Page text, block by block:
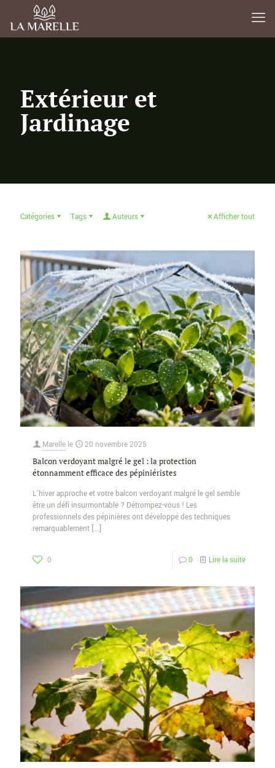
Extérieur et
Jardinage
Catégories Tags Auteurs Afficher tout
Marelle le 20 novembre 2025
Balcon verdoyant malgré le gel : la protection
étonnamment efficace des pépiniéristes
L’hiver approche et votre balcon verdoyant malgré le gel semble
être un défi insurmontable ? Détrompez-vous ! Les
professionnels des pépinières ont développé des techniques
remarquablement […]
0 0 Lire la suite